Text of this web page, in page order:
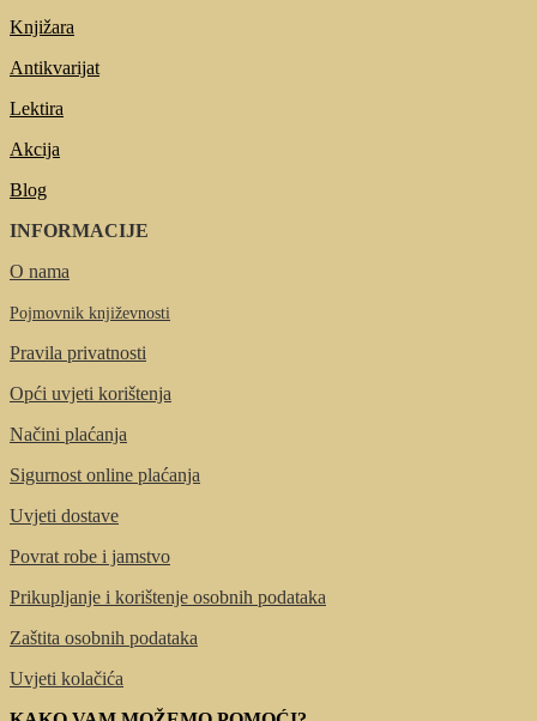
Knjižara
Antikvarijat
Lektira
Akcija
Blog
INFORMACIJE
O nama
Pojmovnik književnosti
Pravila privatnosti
Opći uvjeti korištenja
Načini plaćanja
Sigurnost online plaćanja
Uvjeti dostave
Povrat robe i jamstvo
Prikupljanje i korištenje osobnih podataka
Zaštita osobnih podataka
Uvjeti kolačića